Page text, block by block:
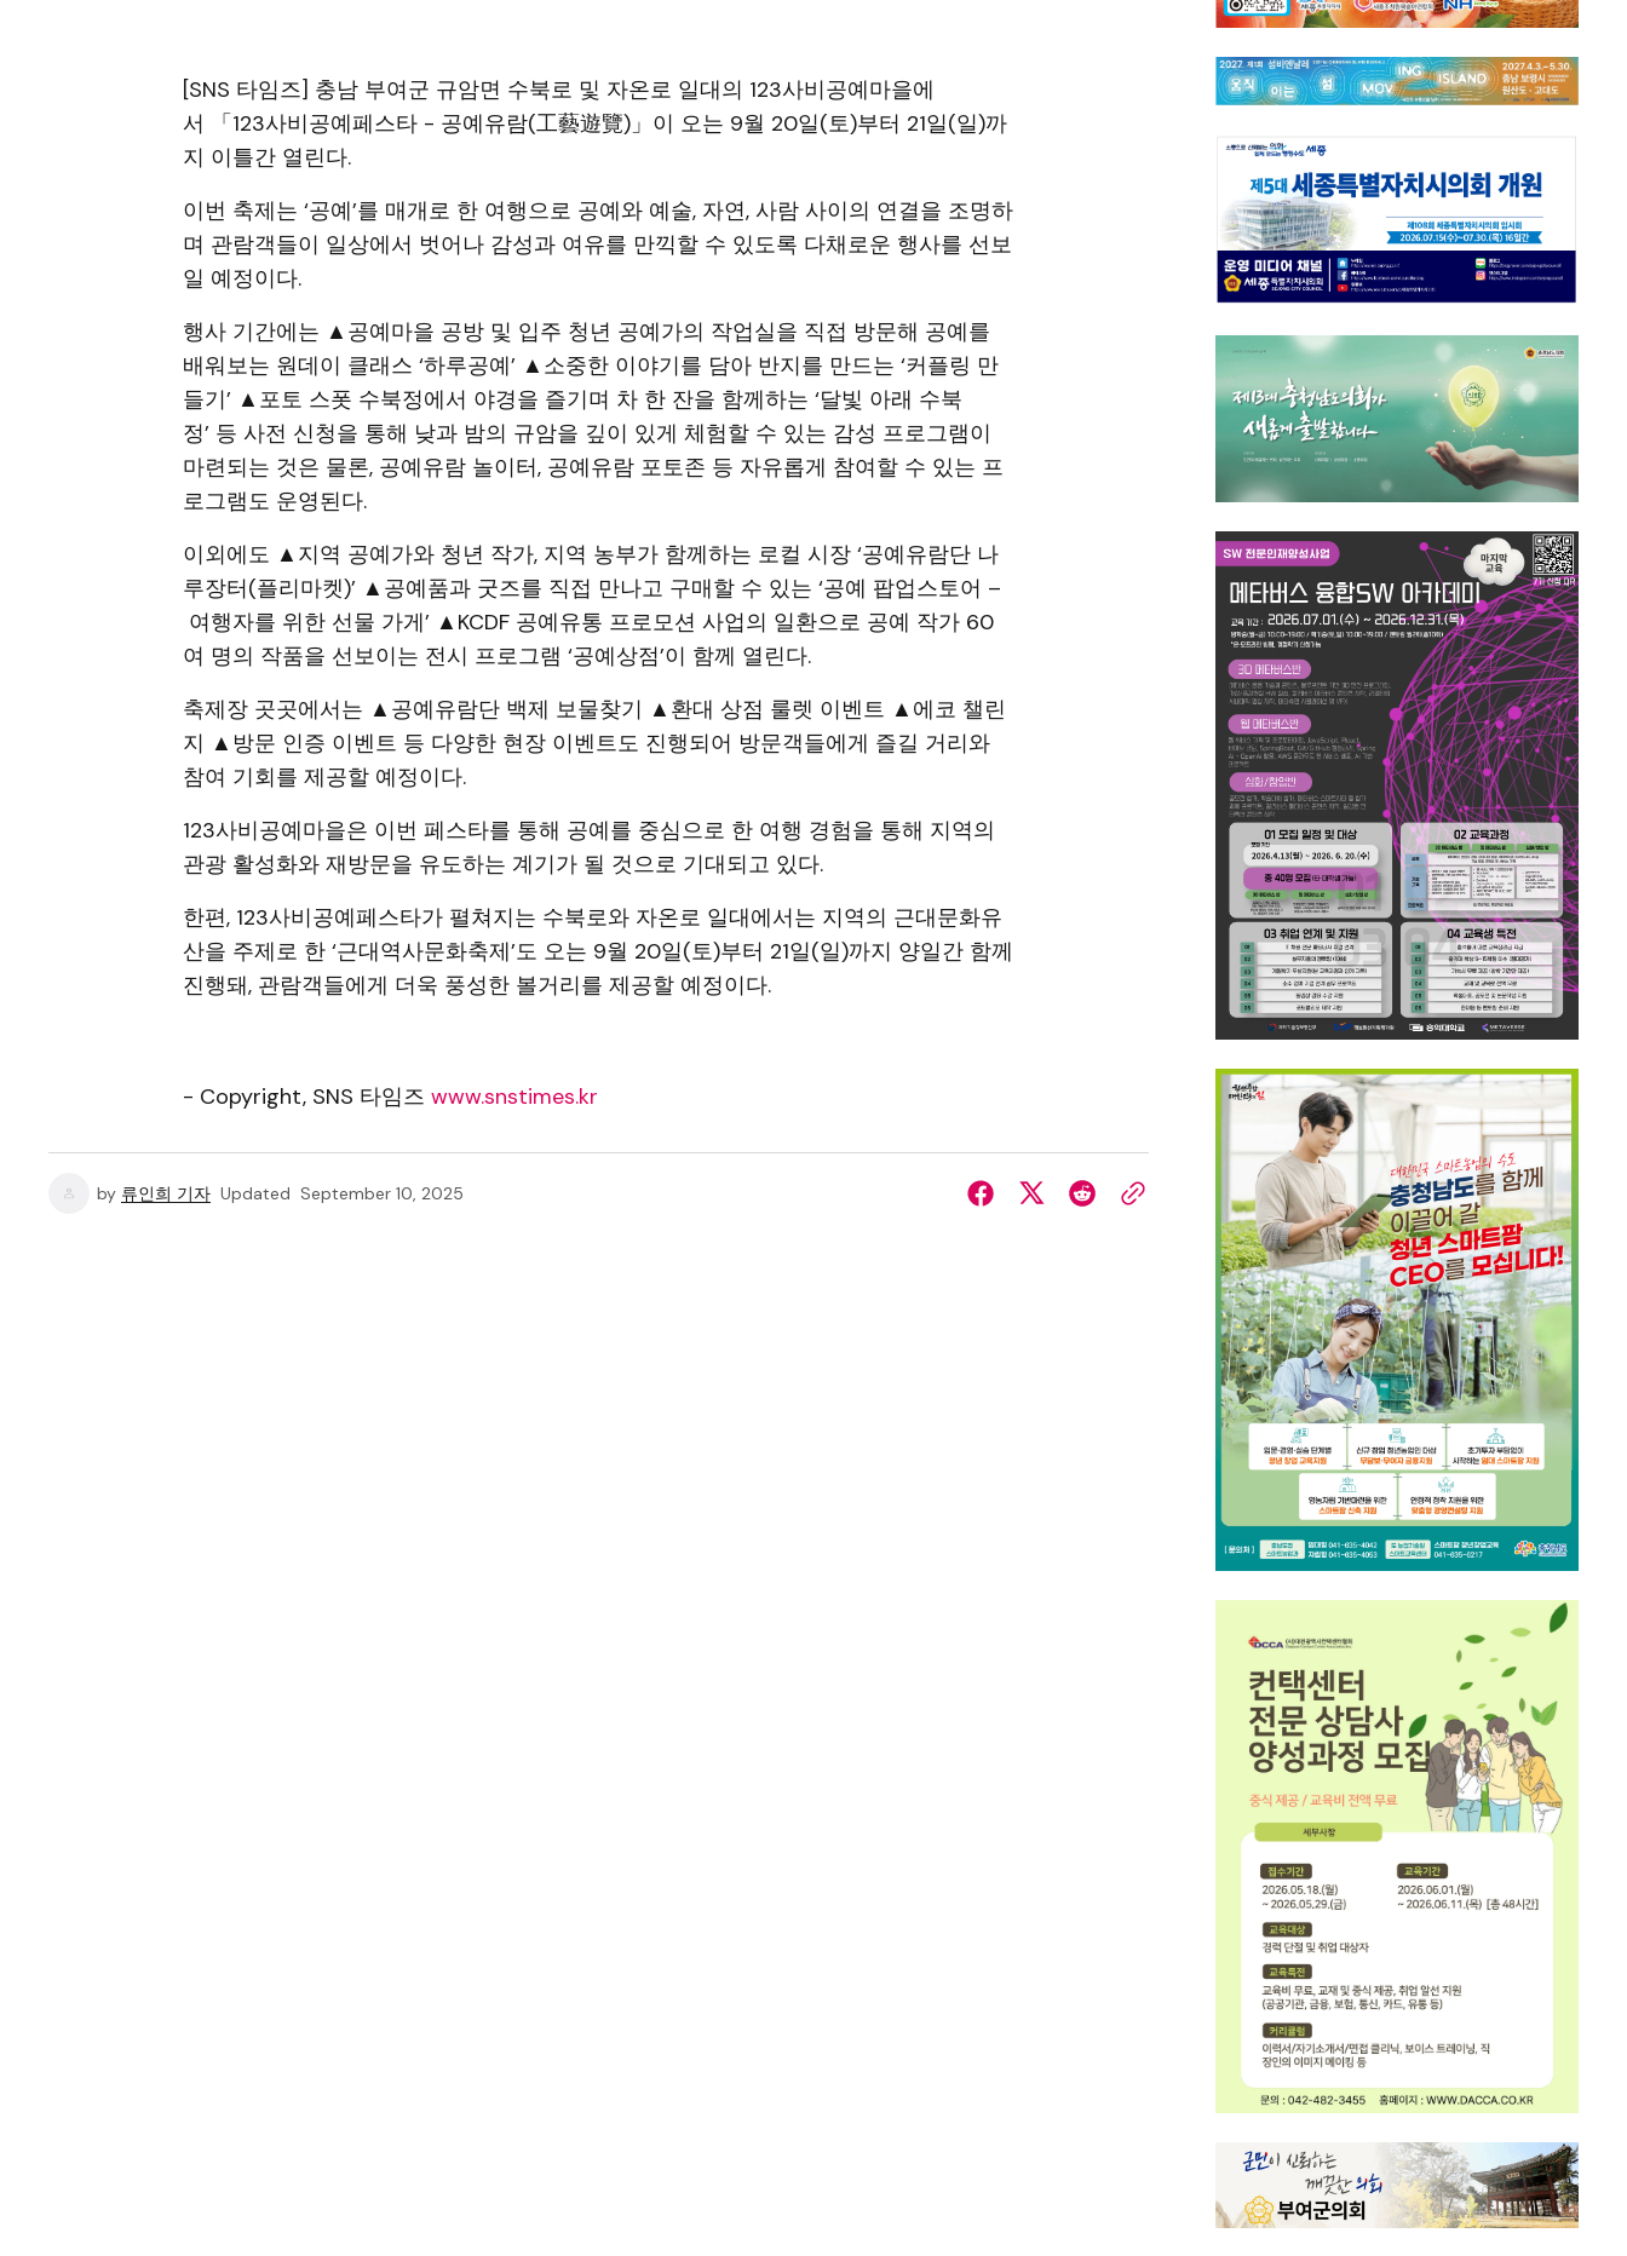
[SNS 타임즈] 충남 부여군 규암면 수북로 및 자온로 일대의 123사비공예마을에
서 「123사비공예페스타 - 공예유람(工藝遊覽)」이 오는 9월 20일(토)부터 21일(일)까
지 이틀간 열린다.
이번 축제는 ‘공예’를 매개로 한 여행으로 공예와 예술, 자연, 사람 사이의 연결을 조명하
며 관람객들이 일상에서 벗어나 감성과 여유를 만끽할 수 있도록 다채로운 행사를 선보
일 예정이다.
행사 기간에는 ▲공예마을 공방 및 입주 청년 공예가의 작업실을 직접 방문해 공예를
배워보는 원데이 클래스 ‘하루공예’ ▲소중한 이야기를 담아 반지를 만드는 ‘커플링 만
들기’ ▲포토 스폿 수북정에서 야경을 즐기며 차 한 잔을 함께하는 ‘달빛 아래 수북
정’ 등 사전 신청을 통해 낮과 밤의 규암을 깊이 있게 체험할 수 있는 감성 프로그램이
마련되는 것은 물론, 공예유람 놀이터, 공예유람 포토존 등 자유롭게 참여할 수 있는 프
로그램도 운영된다.
이외에도 ▲지역 공예가와 청년 작가, 지역 농부가 함께하는 로컬 시장 ‘공예유람단 나
루장터(플리마켓)’ ▲공예품과 굿즈를 직접 만나고 구매할 수 있는 ‘공예 팝업스토어 –
여행자를 위한 선물 가게’ ▲KCDF 공예유통 프로모션 사업의 일환으로 공예 작가 60
여 명의 작품을 선보이는 전시 프로그램 ‘공예상점’이 함께 열린다.
축제장 곳곳에서는 ▲공예유람단 백제 보물찾기 ▲환대 상점 룰렛 이벤트 ▲에코 챌린
지 ▲방문 인증 이벤트 등 다양한 현장 이벤트도 진행되어 방문객들에게 즐길 거리와
참여 기회를 제공할 예정이다.
123사비공예마을은 이번 페스타를 통해 공예를 중심으로 한 여행 경험을 통해 지역의
관광 활성화와 재방문을 유도하는 계기가 될 것으로 기대되고 있다.
한편, 123사비공예페스타가 펼쳐지는 수북로와 자온로 일대에서는 지역의 근대문화유
산을 주제로 한 ‘근대역사문화축제’도 오는 9월 20일(토)부터 21일(일)까지 양일간 함께
진행돼, 관람객들에게 더욱 풍성한 볼거리를 제공할 예정이다.
- Copyright, SNS 타임즈 www.snstimes.kr
by 류인희 기자 Updated September 10, 2025